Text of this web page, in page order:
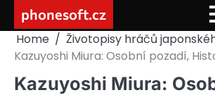
content
phonesoft.cz
Home
Životopisy hráčů
Kazuyoshi Miura: Osobní pozadí,
Kazuyoshi Miura: